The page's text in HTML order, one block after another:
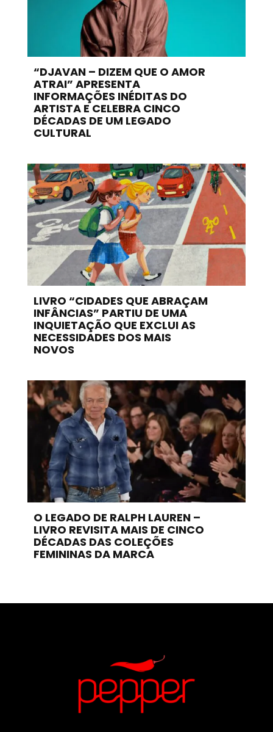
“DJAVAN – DIZEM QUE O AMOR
ATRAI” APRESENTA
INFORMAÇÕES INÉDITAS DO
ARTISTA E CELEBRA CINCO
DÉCADAS DE UM LEGADO
CULTURAL
LIVRO “CIDADES QUE ABRAÇAM
INFÂNCIAS” PARTIU DE UMA
INQUIETAÇÃO QUE EXCLUI AS
NECESSIDADES DOS MAIS
NOVOS
O LEGADO DE RALPH LAUREN –
LIVRO REVISITA MAIS DE CINCO
DÉCADAS DAS COLEÇÕES
FEMININAS DA MARCA